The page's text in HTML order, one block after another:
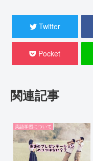
Twitter
Pocket
関連記事
英語学習について